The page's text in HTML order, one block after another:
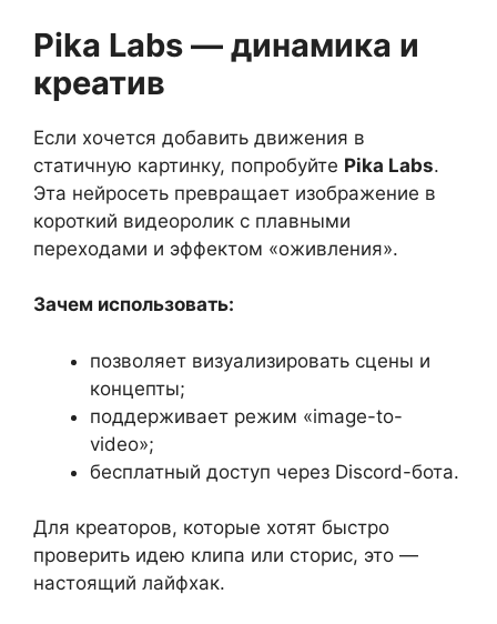
Pika Labs — динамика и
креатив
Если хочется добавить движения в
статичную картинку, попробуйте Pika Labs.
Эта нейросеть превращает изображение в
короткий видеоролик с плавными
переходами и эффектом «оживления».
Зачем использовать:
позволяет визуализировать сцены и
концепты;
поддерживает режим «image-to-
video»;
бесплатный доступ через Discord-бота.
Для креаторов, которые хотят быстро
проверить идею клипа или сторис, это —
настоящий лайфхак.